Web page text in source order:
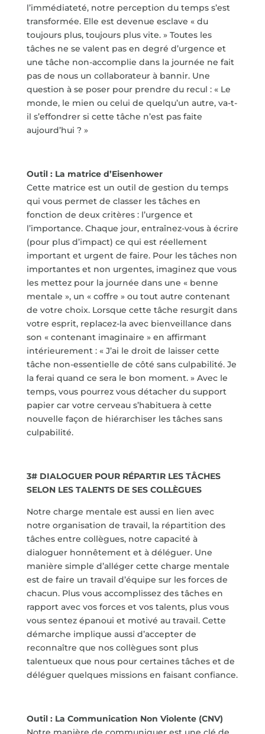
l’immédiateté, notre perception du temps s’est
transformée. Elle est devenue esclave « du
toujours plus, toujours plus vite. » Toutes les
tâches ne se valent pas en degré d’urgence et
une tâche non-accomplie dans la journée ne fait
pas de nous un collaborateur à bannir. Une
question à se poser pour prendre du recul : « Le
monde, le mien ou celui de quelqu’un autre, va-t-
il s’effondrer si cette tâche n’est pas faite
aujourd’hui ? »
Outil : La matrice d’Eisenhower
Cette matrice est un outil de gestion du temps
qui vous permet de classer les tâches en
fonction de deux critères : l’urgence et
l’importance. Chaque jour, entraînez-vous à écrire
(pour plus d’impact) ce qui est réellement
important et urgent de faire. Pour les tâches non
importantes et non urgentes, imaginez que vous
les mettez pour la journée dans une « benne
mentale », un « coffre » ou tout autre contenant
de votre choix. Lorsque cette tâche resurgit dans
votre esprit, replacez-la avec bienveillance dans
son « contenant imaginaire » en affirmant
intérieurement : « J’ai le droit de laisser cette
tâche non-essentielle de côté sans culpabilité. Je
la ferai quand ce sera le bon moment. » Avec le
temps, vous pourrez vous détacher du support
papier car votre cerveau s’habituera à cette
nouvelle façon de hiérarchiser les tâches sans
culpabilité.
3# DIALOGUER POUR RÉPARTIR LES TÂCHES
SELON LES TALENTS DE SES COLLÈGUES
Notre charge mentale est aussi en lien avec
notre organisation de travail, la répartition des
tâches entre collègues, notre capacité à
dialoguer honnêtement et à déléguer. Une
manière simple d’alléger cette charge mentale
est de faire un travail d’équipe sur les forces de
chacun. Plus vous accomplissez des tâches en
rapport avec vos forces et vos talents, plus vous
vous sentez épanoui et motivé au travail. Cette
démarche implique aussi d’accepter de
reconnaître que nos collègues sont plus
talentueux que nous pour certaines tâches et de
déléguer quelques missions en faisant confiance.
Outil : La Communication Non Violente (CNV)